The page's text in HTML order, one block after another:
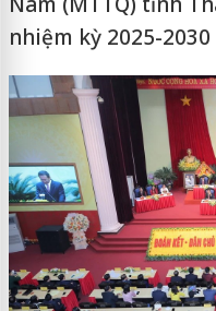
nhiệm kỳ 2025-